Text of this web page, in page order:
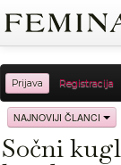
Prijava Registracija
Sreća
Moda
NAJNOVIJI ČLANCI
Sočni